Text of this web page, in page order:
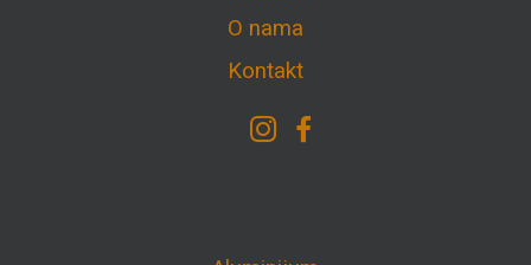
O nama
Kontakt